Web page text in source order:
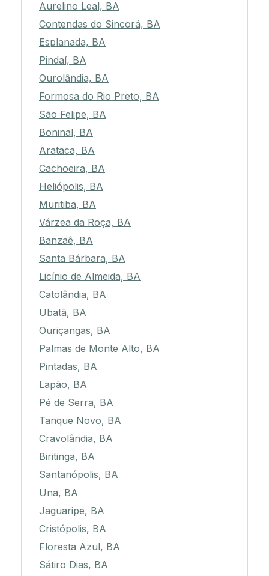
Aurelino Leal, BA
Contendas do Sincorá, BA
Esplanada, BA
Pindaí, BA
Ourolândia, BA
Formosa do Rio Preto, BA
São Felipe, BA
Boninal, BA
Arataca, BA
Cachoeira, BA
Heliópolis, BA
Muritiba, BA
Várzea da Roça, BA
Banzaê, BA
Santa Bárbara, BA
Licínio de Almeida, BA
Catolândia, BA
Ubatã, BA
Ouriçangas, BA
Palmas de Monte Alto, BA
Pintadas, BA
Lapão, BA
Pé de Serra, BA
Tanque Novo, BA
Cravolândia, BA
Biritinga, BA
Santanópolis, BA
Una, BA
Jaguaripe, BA
Cristópolis, BA
Floresta Azul, BA
Sátiro Dias, BA